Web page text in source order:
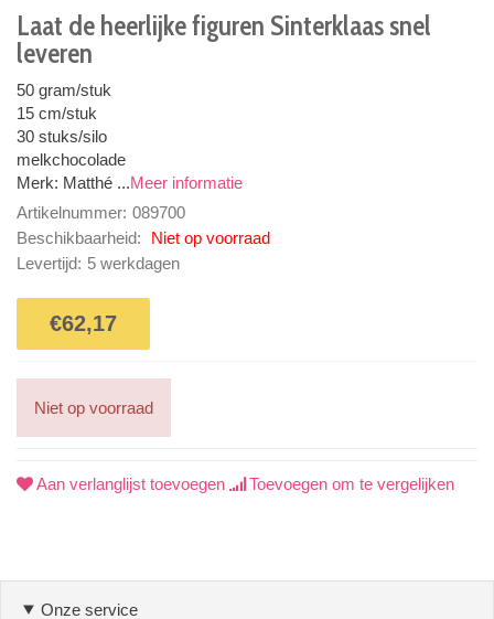
Laat de heerlijke figuren Sinterklaas snel
leveren
50 gram/stuk
15 cm/stuk
30 stuks/silo
melkchocolade
Merk: Matthé ...Meer informatie
Artikelnummer: 089700
Beschikbaarheid:
Niet op voorraad
Levertijd: 5 werkdagen
€62,17
Niet op voorraad
Aan verlanglijst toevoegen Toevoegen om te vergelijken
Onze service